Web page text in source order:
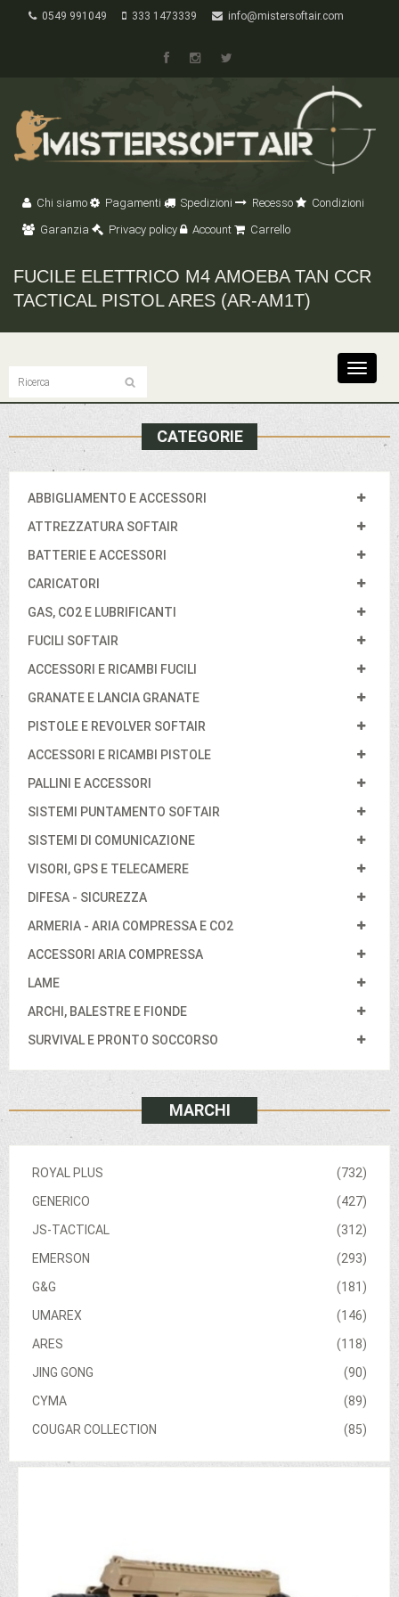
0549 991049 333 1473339 info@mistersoftair.com
Chi siamo Pagamenti Spedizioni Recesso
Condizioni
Garanzia
Privacy policy Account Carrello
FUCILE ELETTRICO M4 AMOEBA TAN CCR
TACTICAL PISTOL ARES (AR-AM1T)
Toggle
CATEGORIE
ABBIGLIAMENTO E ACCESSORI
ATTREZZATURA SOFTAIR
BATTERIE E ACCESSORI
CARICATORI
GAS, CO2 E LUBRIFICANTI
FUCILI SOFTAIR
ACCESSORI E RICAMBI FUCILI
GRANATE E LANCIA GRANATE
PISTOLE E REVOLVER SOFTAIR
ACCESSORI E RICAMBI PISTOLE
PALLINI E ACCESSORI
SISTEMI PUNTAMENTO SOFTAIR
SISTEMI DI COMUNICAZIONE
VISORI, GPS E TELECAMERE
DIFESA - SICUREZZA
ARMERIA - ARIA COMPRESSA E CO2
ACCESSORI ARIA COMPRESSA
LAME
ARCHI, BALESTRE E FIONDE
SURVIVAL E PRONTO SOCCORSO
MARCHI
(732)
ROYAL PLUS
(427)
GENERICO
(312)
JS-TACTICAL
(293)
EMERSON
(181)
G&G
(146)
UMAREX
(118)
ARES
(90)
JING GONG
(89)
CYMA
(85)
COUGAR COLLECTION